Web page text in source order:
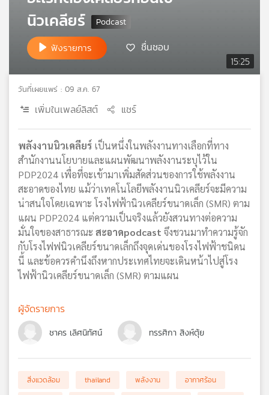
วิทยุ
15:25
นิวเคลียร์
ฟังรายการ ชื่นชอบ
วันที่เผยแพร่ : 09 ส.ค. 67
เพิ่มในเพลย์ลิสต์ แชร์
พลังงานนิวเคลียร์ เป็นหนึ่งในพลังงานทางเลือกที่ทาง
สำนักงานนโยบายและแผนพัฒนาพลังงานระบุไว้ใน
PDP2024 เพื่อที่จะเข้ามาเพิ่มสัดส่วนของการใช้พลังงาน
สะอาดของไทย แม้ว่าเทคโนโลยีพลังงานนิวเคลียร์จะมีความ
น่าสนใจโดยเฉพาะ โรงไฟฟ้านิวเคลียร์ขนาดเล็ก (SMR) ตาม
แผน PDP2024 แต่ความเป็นจริงแล้วยังสวนทางต่อความ
มั่นใจของสาธารณะ สะอาดpodcast จึงชวนมาทำความรู้จัก
กับโรงไฟฟนิวเคลียร์ขนาดเล็กถึงจุดเด่นของโรงไฟฟ้าชนิดน
นี้ และข้อควรคำนึงถึงหากประเทศไทยจะเดินหน้าไปสู่โรง
ไฟฟ้านิวเคลียร์ขนาดเล็ก (SMR) ตามแผน
ผู้จัดรายการ
ชาคร เลิศนิทัศน์ ทรรศิกา สิงห์ตุ้ย
สิ่งแวดล้อม thailand พลังงาน
อากาศร้อน